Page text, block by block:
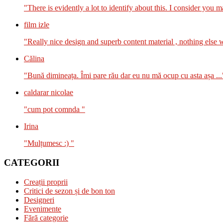
"There is evidently a lot to identify about this. I consider you
film izle
"Really nice design and superb content material , nothing else
Călina
"Bună dimineața. Îmi pare rău dar eu nu mă ocup cu asta așa
caldarar nicolae
"cum pot comnda "
Irina
"Mulțumesc :) "
CATEGORII
Creații proprii
Critici de sezon și de bon ton
Designeri
Evenimente
Fără categorie